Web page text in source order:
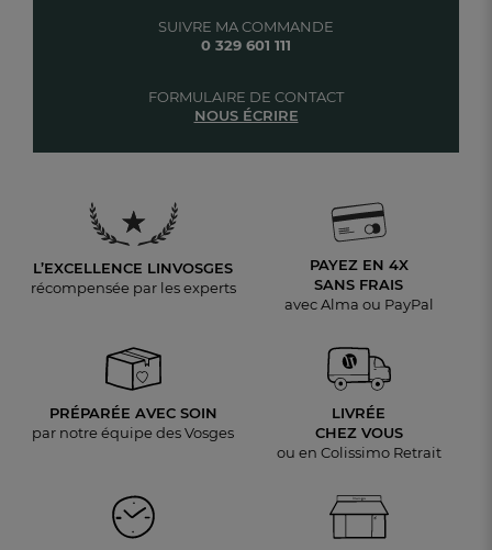
SUIVRE MA COMMANDE
0 329 601 111
FORMULAIRE DE CONTACT
NOUS ÉCRIRE
L’EXCELLENCE LINVOSGES
récompensée par les experts
PAYEZ EN 4X
SANS FRAIS
avec Alma ou PayPal
PRÉPARÉE AVEC SOIN
par notre équipe des Vosges
LIVRÉE
CHEZ VOUS
ou en Colissimo Retrait